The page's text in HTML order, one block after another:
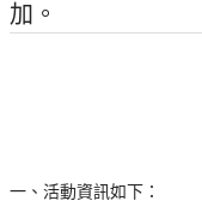
加。
一、活動資訊如下：